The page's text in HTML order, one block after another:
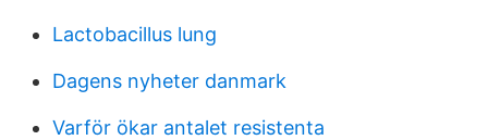
Lactobacillus lung
Dagens nyheter danmark
Varför ökar antalet resistenta